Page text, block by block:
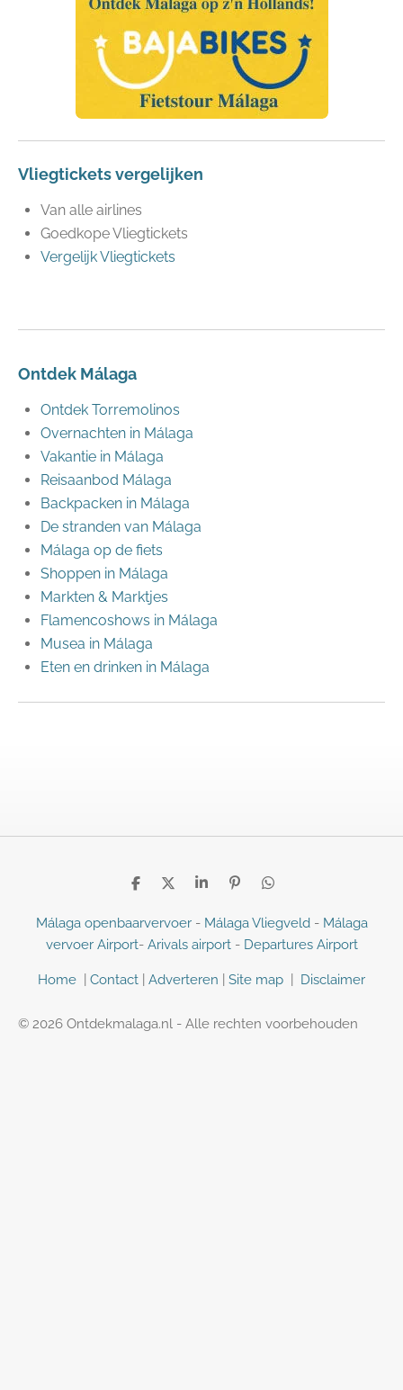
Vliegtickets vergelijken
Van alle airlines
Goedkope Vliegtickets
Vergelijk Vliegtickets
Ontdek Málaga
Ontdek Torremolinos
Overnachten in Málaga
Vakantie in Málaga
Reisaanbod Málaga
Backpacken in Málaga
De stranden van Málaga
Málaga op de fiets
Shoppen in Málaga
Markten & Marktjes
Flamencoshows in Málaga
Musea in Málaga
Eten en drinken in Málaga
D
l
n
D
e
S
a
e
P
n
n
e
D
l
n
Málaga openbaarvervoer- Málaga Vliegveld- Málaga
vervoer Airport- Arivals airport- Departures Airport
Home Contact Adverteren Site map Disclaimer
© 2026 Ontdekmalaga.nl - Alle rechten voorbehouden